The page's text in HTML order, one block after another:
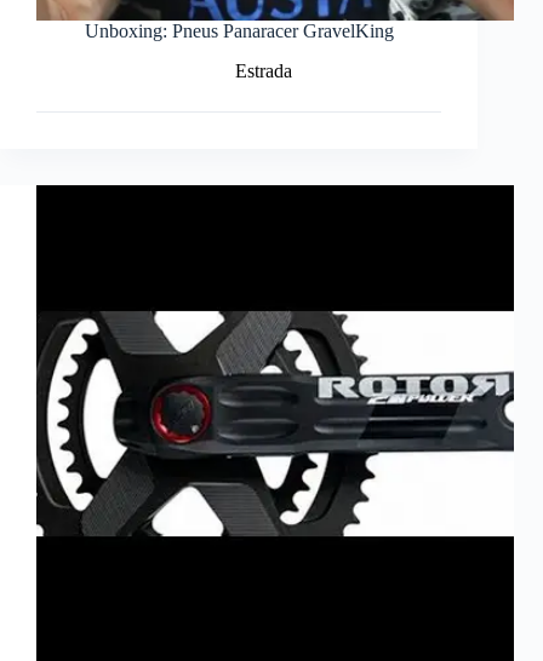
Unboxing: Pneus Panaracer GravelKing
Estrada